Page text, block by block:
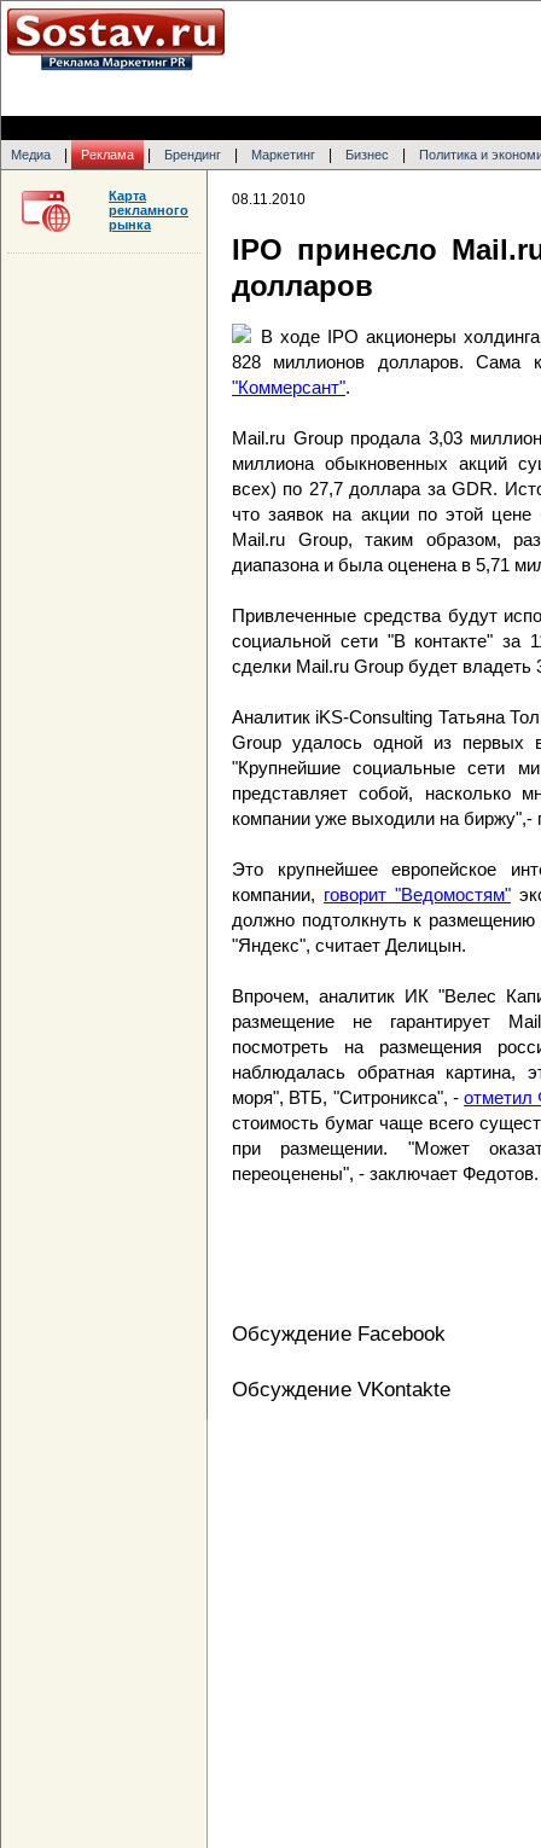
Медиа Реклама Брендинг Маркетинг Бизнес Политика и
08.11.2010
IPO принесло
долларов
В ходе IPO акционеры
828 миллионов долларов. Сама
"Коммерсант".
Mail.ru Group продала 3,03
миллиона обыкновенных акций
всех) по 27,7 доллара за GDR.
что заявок на акции по этой
Mail.ru Group, таким образом,
диапазона и была оценена в 5,71
Привлеченные средства будут
социальной сети "В контакте" за
сделки Mail.ru Group будет владеть
Аналитик iKS-Consulting Татьяна
Group удалось одной из первых
"Крупнейшие социальные сети
представляет собой, насколько
компании уже выходили на биржу",-
Это крупнейшее европейское
компании, говорит "Ведомостям"
должно подтолкнуть к размещению
"Яндекс", считает Делицын.
Впрочем, аналитик ИК "Велес
размещение не гарантирует
посмотреть на размещения
наблюдалась обратная картина,
моря", ВТБ, "Ситроникса", -отметил
стоимость бумаг чаще всего
при размещении. "Может
переоценены", - заключает Федотов.
Обсуждение Facebook
Обсуждение VKontakte
Карта
рекламного
рынка